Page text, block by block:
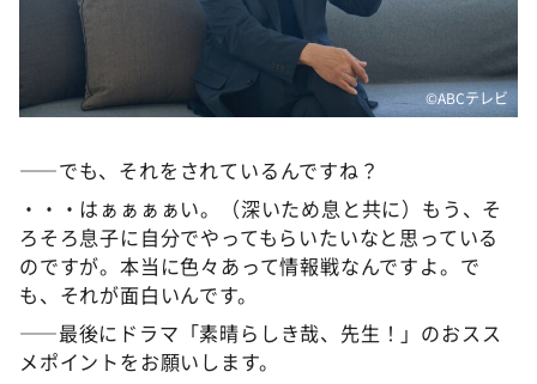
©️ABCテレビ
――でも、それをされているんですね？
・・・はぁぁぁぁい。（深いため息と共に）もう、そ
ろそろ息子に自分でやってもらいたいなと思っている
のですが。本当に色々あって情報戦なんですよ。で
も、それが面白いんです。
――最後にドラマ「素晴らしき哉、先生！」のおスス
メポイントをお願いします。